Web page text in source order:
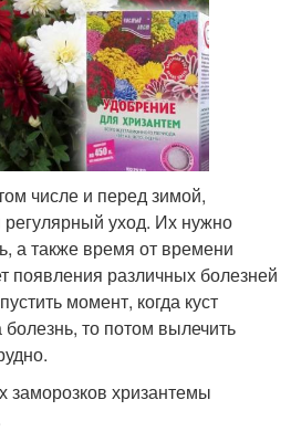
числе и перед зимой,
регулярный уход. Их нужно
а также время от времени
появления различных болезней
момент, когда куст
болезнь, то потом вылечить
хризантемы